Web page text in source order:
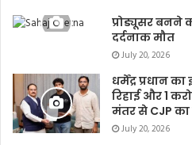
प्रोड्यूसर बनने
दर्दनाक मौत
July 20, 2026
धर्मेंद्र प्रधान
रिहाई और 1
मंतर से CJP का
July 20, 2026